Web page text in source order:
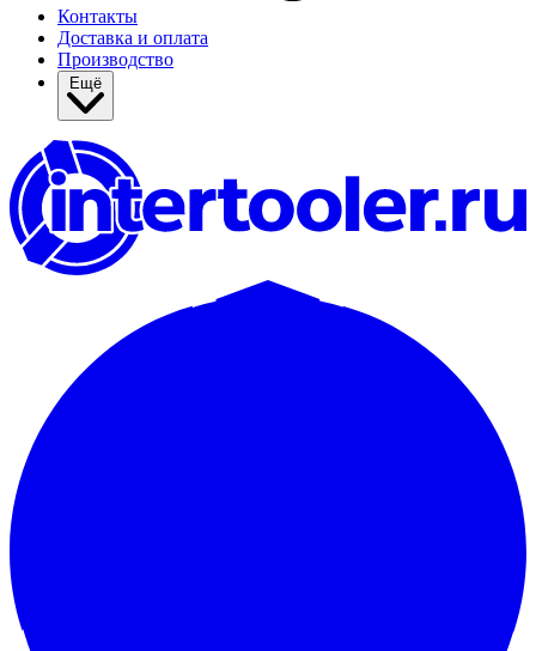
Контакты
Доставка и оплата
Производство